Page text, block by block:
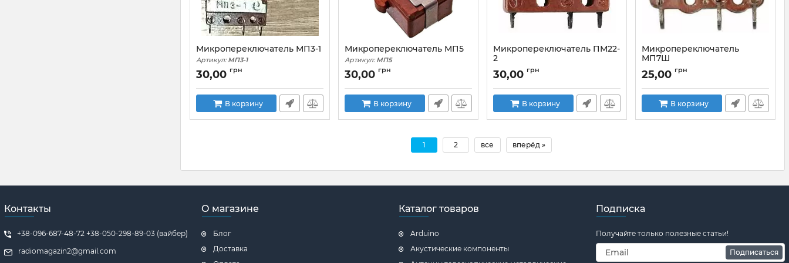
Микропереключатель МП3-1
Артикул: МП3-1
30,00 грн
В корзину
Микропереключатель МП5
Артикул: МП5
30,00 грн
В корзину
Микропереключатель ПМ22-
2
Артикул: ПМ22-2
30,00 грн
В корзину
Микропереключатель
МП7Ш
Артикул: МП7Ш
25,00 грн
В корзину
1 2 все вперёд »
Контакты
+38-096-687-48-72 +38-050-298-89-03 (вайбер)
radiomagazin2@gmail.com
О магазине
Блог
Доставка
Каталог товаров
Arduino
Акустические компоненты
Подписка
Получайте только полезные статьи!
Подписаться